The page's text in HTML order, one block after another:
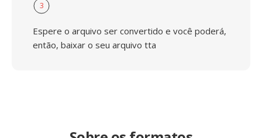
3
Espere o arquivo ser convertido e você poderá,
então, baixar o seu arquivo tta